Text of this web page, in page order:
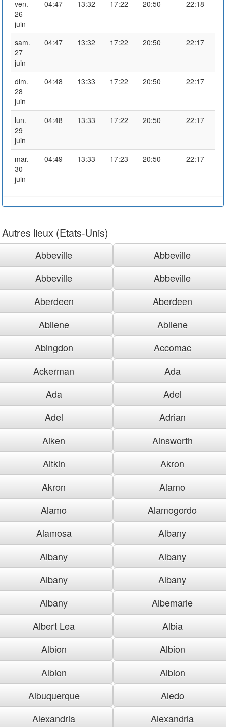
ven.
26
juin
04:47 13:32 17:22 20:50 22:18
sam.
27
juin
04:47 13:32 17:22 20:50 22:17
dim.
28
juin
04:48 13:33 17:22 20:50 22:17
lun.
29
juin
04:48 13:33 17:22 20:50 22:17
mar.
30
juin
04:49 13:33 17:23 20:50 22:17
Autres lieux (Etats-Unis)
Abbeville
Abbeville
Abbeville
Abbeville
Aberdeen
Aberdeen
Abilene
Abilene
Abingdon
Accomac
Ackerman
Ada
Ada
Adel
Adel
Adrian
Aiken
Ainsworth
Aitkin
Akron
Akron
Alamo
Alamo
Alamogordo
Alamosa
Albany
Albany
Albany
Albany
Albany
Albany
Albemarle
Albert Lea
Albia
Albion
Albion
Albion
Albion
Albuquerque
Aledo
Alexandria
Alexandria